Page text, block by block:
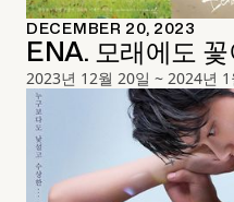
DECEMBER 20, 2023
ENA. 모래에도
2023년 12월 20일 ~ 2024년 1